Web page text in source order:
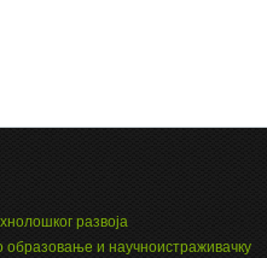
развоја
образовање и научноистраживачку